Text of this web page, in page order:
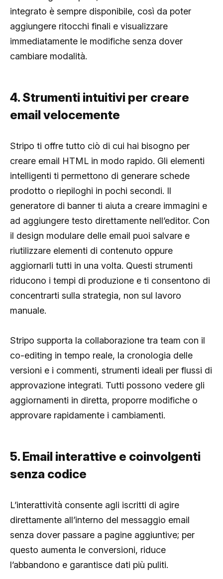
integrato è sempre disponibile, così da poter
aggiungere ritocchi finali e visualizzare
immediatamente le modifiche senza dover
cambiare modalità.
4. Strumenti intuitivi per creare
email velocemente
Stripo ti offre tutto ciò di cui hai bisogno per
creare email HTML in modo rapido. Gli elementi
intelligenti ti permettono di generare schede
prodotto o riepiloghi in pochi secondi. Il
generatore di banner ti aiuta a creare immagini e
ad aggiungere testo direttamente nell’editor. Con
il design modulare delle email puoi salvare e
riutilizzare elementi di contenuto oppure
aggiornarli tutti in una volta. Questi strumenti
riducono i tempi di produzione e ti consentono di
concentrarti sulla strategia, non sul lavoro
manuale.
Stripo supporta la collaborazione tra team con il
co-editing in tempo reale, la cronologia delle
versioni e i commenti, strumenti ideali per flussi di
approvazione integrati. Tutti possono vedere gli
aggiornamenti in diretta, proporre modifiche o
approvare rapidamente i cambiamenti.
5. Email interattive e coinvolgenti
senza codice
L’interattività consente agli iscritti di agire
direttamente all’interno del messaggio email
senza dover passare a pagine aggiuntive; per
questo aumenta le conversioni, riduce
l’abbandono e garantisce dati più puliti.